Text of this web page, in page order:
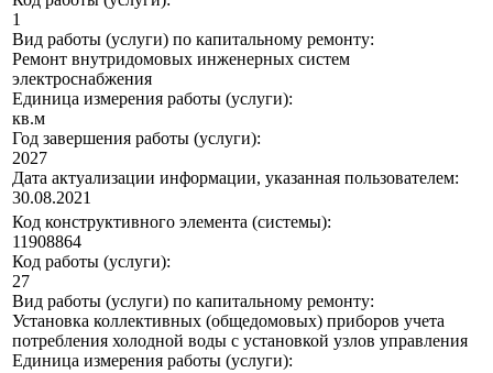
1
Вид работы (услуги) по капитальному ремонту:
Ремонт внутридомовых инженерных систем
электроснабжения
Единица измерения работы (услуги):
кв.м
Год завершения работы (услуги):
2027
Дата актуализации информации, указанная пользователем:
30.08.2021
Код конструктивного элемента (системы):
11908864
Код работы (услуги):
27
Вид работы (услуги) по капитальному ремонту:
Установка коллективных (общедомовых) приборов учета
потребления холодной воды с установкой узлов управления
Единица измерения работы (услуги):